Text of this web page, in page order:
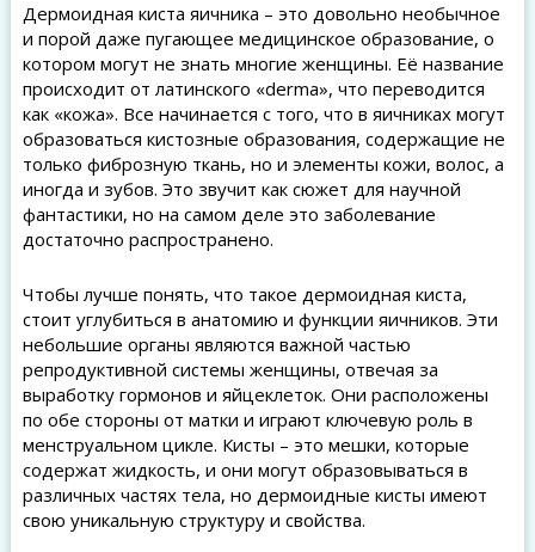
Дермоидная киста яичника – это довольно необычное
и порой даже пугающее медицинское образование, о
котором могут не знать многие женщины. Её название
происходит от латинского «derma», что переводится
как «кожа». Все начинается с того, что в яичниках могут
образоваться кистозные образования, содержащие не
только фиброзную ткань, но и элементы кожи, волос, а
иногда и зубов. Это звучит как сюжет для научной
фантастики, но на самом деле это заболевание
достаточно распространено.
Чтобы лучше понять, что такое дермоидная киста,
стоит углубиться в анатомию и функции яичников. Эти
небольшие органы являются важной частью
репродуктивной системы женщины, отвечая за
выработку гормонов и яйцеклеток. Они расположены
по обе стороны от матки и играют ключевую роль в
менструальном цикле. Кисты – это мешки, которые
содержат жидкость, и они могут образовываться в
различных частях тела, но дермоидные кисты имеют
свою уникальную структуру и свойства.